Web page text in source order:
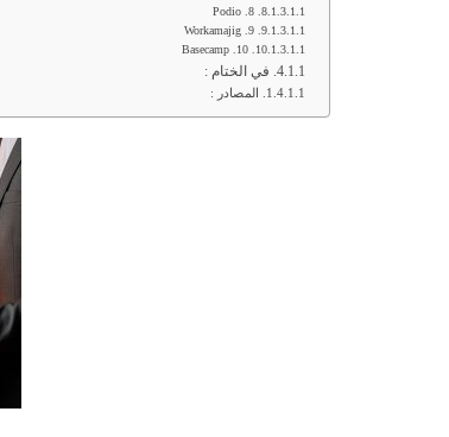
8. Podio
9. Workamajig
10. Basecamp
في الختام :
المصادر :